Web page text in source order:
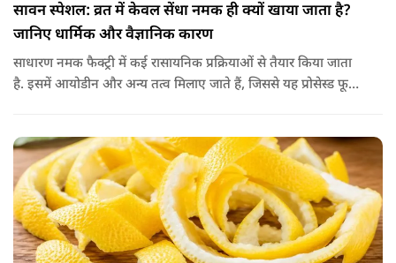
सावन स्पेशल: व्रत में केवल सेंधा नमक ही क्यों खाया जाता है?
जानिए धार्मिक और वैज्ञानिक कारण
साधारण नमक फैक्ट्री में कई रासायनिक प्रक्रियाओं से तैयार किया जाता
है. इसमें आयोडीन और अन्य तत्व मिलाए जाते हैं, जिससे यह प्रोसेस्ड फूड
जाता, इसलिए इसे अधिक शुद्ध माना जाता है.